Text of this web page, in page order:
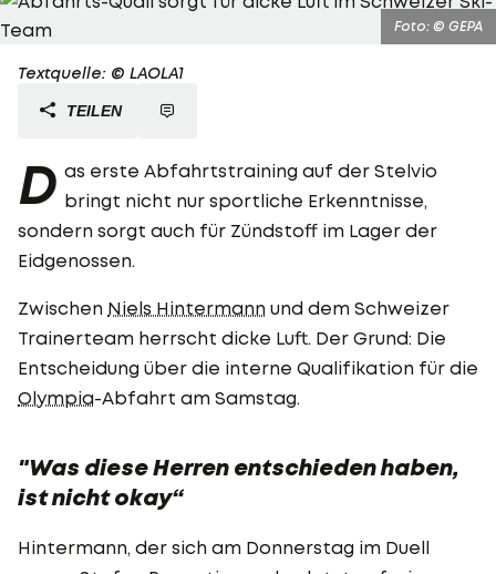
Foto: © GEPA
Textquelle: © LAOLA1
TEILEN
D as erste Abfahrtstraining auf der Stelvio
bringt nicht nur sportliche Erkenntnisse,
sondern sorgt auch für Zündstoff im Lager der
Eidgenossen.
Zwischen Niels Hintermann und dem Schweizer
Trainerteam herrscht dicke Luft. Der Grund: Die
Entscheidung über die interne Qualifikation für die
Olympia-Abfahrt am Samstag.
"Was diese Herren entschieden haben,
ist nicht okay“
Hintermann, der sich am Donnerstag im Duell